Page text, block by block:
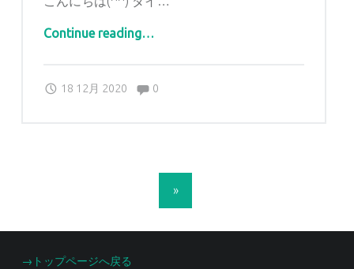
Continue reading…
18 12月 2020
sankaku Comments:0
»
FOOTER SIDEBAR
→トップページへ戻る